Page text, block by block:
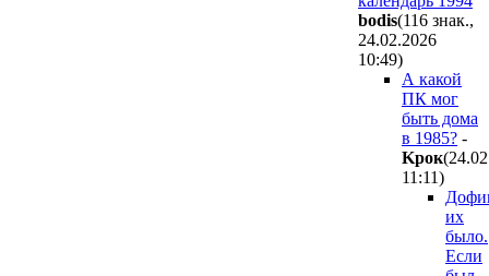
bodis(116 знак.,
24.02.2026
10:49)
А какой
ПК мог
быть дома
в 1985? -
Kpoк
11:11)
их
было.
Если